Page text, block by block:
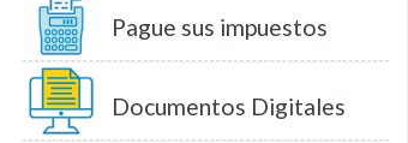
Pague sus impuestos
Documentos Digitales